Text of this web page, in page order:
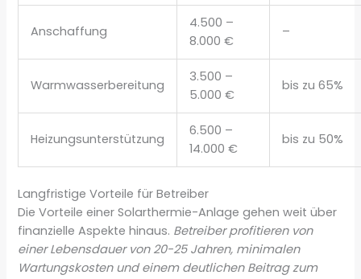
Anschaffung
4.500 –
8.000 €
–
Warmwasserbereitung
3.500 –
5.000 €
bis zu 65%
Heizungsunterstützung
6.500 –
14.000 €
bis zu 50%
Langfristige Vorteile für Betreiber
Die Vorteile einer Solarthermie-Anlage gehen weit über
finanzielle Aspekte hinaus. Betreiber profitieren von
einer Lebensdauer von 20-25 Jahren, minimalen
Wartungskosten und einem deutlichen Beitrag zum